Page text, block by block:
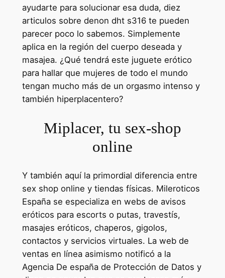
ayudarte para solucionar esa duda, diez
articulos sobre denon dht s316 te pueden
parecer poco lo sabemos. Simplemente
aplica en la región del cuerpo deseada y
masajea. ¿Qué tendrá este juguete erótico
para hallar que mujeres de todo el mundo
tengan mucho más de un orgasmo intenso y
también hiperplacentero?
Miplacer, tu sex-shop
online
Y también aquí la primordial diferencia entre
sex shop online y tiendas físicas. Mileroticos
España se especializa en webs de avisos
eróticos para escorts o putas, travestís,
masajes eróticos, chaperos, gigolos,
contactos y servicios virtuales. La web de
ventas en línea asimismo notificó a la
Agencia De españa de Protección de Datos y